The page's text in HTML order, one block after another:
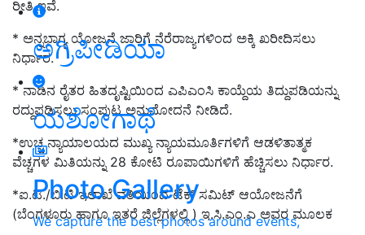
ಅಗ್ರಿಪೀಡಿಯಾ
ಯಶೋಗಾಥೆ
Photo Gallery
We capture the best photos around events,
ರೀತಿ ಇವೆ.
* ಅನ್ನಭಾಗ್ಯ ಯೋಜನೆ ಜಾರಿಗೆ ನೆರೆರಾಜ್ಯಗಳಿಂದ ಅಕ್ಕಿ ಖರೀದಿಸಲು
ನಿರ್ಧಾರ.
* ನಾಡಿನ ರೈತರ ಹಿತದೃಷ್ಟಿಯಿಂದ ಎಪಿಎಂಸಿ ಕಾಯ್ದೆಯ ತಿದ್ದುಪಡಿಯನ್ನು
ರದ್ದುಪಡಿಸಲು ಸಂಪುಟ ಅನುಮೋದನೆ ನೀಡಿದೆ.
*ಉಚ್ಚ ನ್ಯಾಯಾಲಯದ ಮುಖ್ಯ ನ್ಯಾಯಮೂರ್ತಿಗಳಿಗೆ ಆಡಳಿತಾತ್ಮಕ
ವೆಚ್ಚಗಳ ಮಿತಿಯನ್ನು 28 ಕೋಟಿ ರೂಪಾಯಿಗಳಿಗೆ ಹೆಚ್ಚಿಸಲು ನಿರ್ಧಾರ.
*ಐ.ಟಿ./ಬಿ.ಟಿ ಇಲಾಖೆ ವತಿಯಿಂದ ಟೆಕ್ ಸಮಿಟ್ ಆಯೋಜನೆಗೆ
(ಬೆಂಗಳೂರು ಹಾಗೂ ಇತರೆ ಜಿಲ್ಲೆಗಳಲ್ಲಿ ) ಇ.ಸಿ.ಎಂ.ಎ ಅವರ ಮೂಲಕ